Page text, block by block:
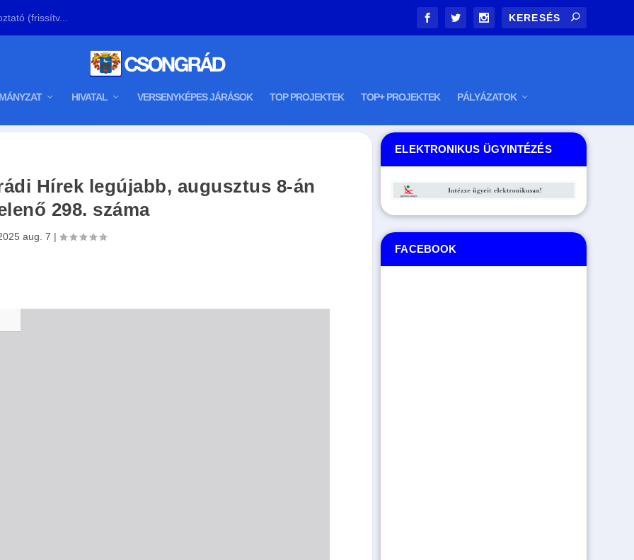
(frissítv...
HIVATAL VERSENYKÉPES JÁRÁSOK TOP PROJEKTEK TOP+ PROJEKTEK PÁLYÁZATOK
Hírek legújabb, augusztus 8-án
298. száma
aug. 7 |
ELEKTRONIKUS ÜGYINTÉZÉS
FACEBOOK